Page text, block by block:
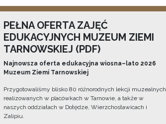
PEŁNA OFERTA ZAJĘĆ
EDUKACYJNYCH MUZEUM ZIEMI
TARNOWSKIEJ (PDF)
Najnowsza oferta edukacyjna wiosna–lato 2026
Muzeum Ziemi Tarnowskiej
Przygotowaliśmy blisko 80 różnorodnych lekcji muzealnych
realizowanych w placówkach w Tarnowie, a także w
naszych oddziałach w Dołędze, Wierzchosławicach i
Zalipiu.